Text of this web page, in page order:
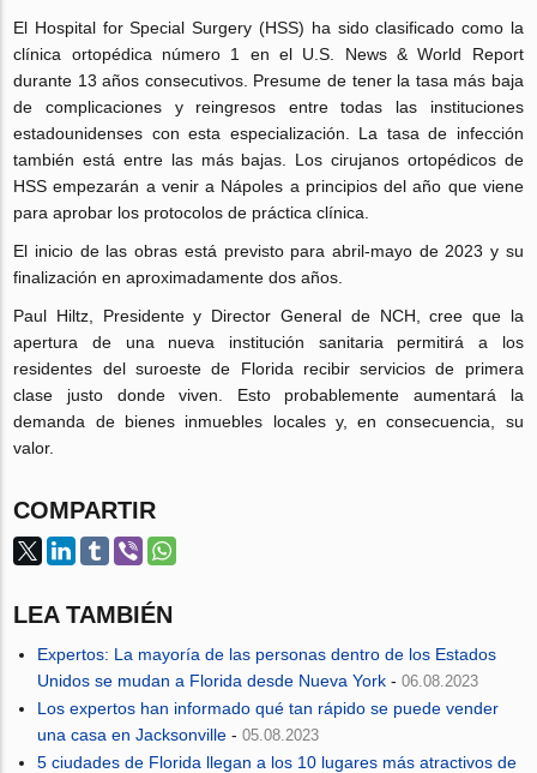
El Hospital for Special Surgery (HSS) ha sido clasificado como la
clínica ortopédica número 1 en el U.S. News & World Report
durante 13 años consecutivos. Presume de tener la tasa más baja
de complicaciones y reingresos entre todas las instituciones
estadounidenses con esta especialización. La tasa de infección
también está entre las más bajas. Los cirujanos ortopédicos de
HSS empezarán a venir a Nápoles a principios del año que viene
para aprobar los protocolos de práctica clínica.
El inicio de las obras está previsto para abril-mayo de 2023 y su
finalización en aproximadamente dos años.
Paul Hiltz, Presidente y Director General de NCH, cree que la
apertura de una nueva institución sanitaria permitirá a los
residentes del suroeste de Florida recibir servicios de primera
clase justo donde viven. Esto probablemente aumentará la
demanda de bienes inmuebles locales y, en consecuencia, su
valor.
COMPARTIR
LEA TAMBIÉN
Expertos: La mayoría de las personas dentro de los Estados
Unidos se mudan a Florida desde Nueva York -06.08.2023
Los expertos han informado qué tan rápido se puede vender
una casa en Jacksonville -05.08.2023
5 ciudades de Florida llegan a los 10 lugares más atractivos de